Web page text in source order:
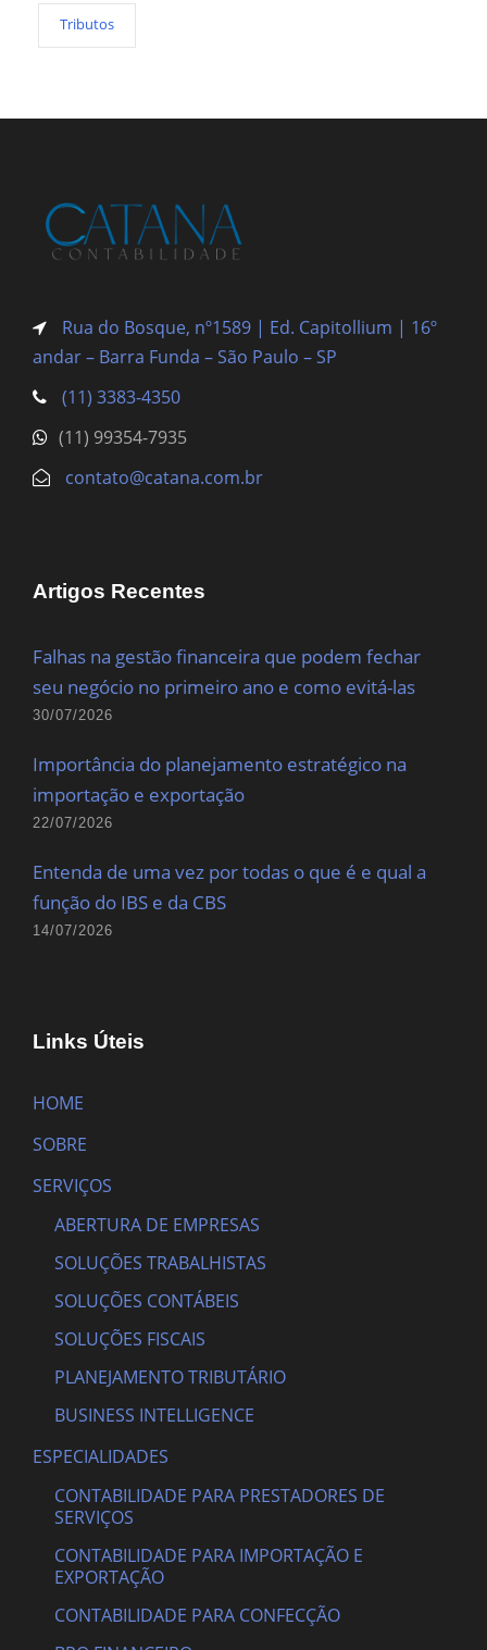
Tributos
Rua do Bosque, nº1589 | Ed. Capitollium | 16º
andar – Barra Funda – São Paulo – SP
(11) 3383-4350
(11) 99354-7935
contato@catana.com.br
Artigos Recentes
Falhas na gestão financeira que podem fechar
seu negócio no primeiro ano e como evitá-las
30/07/2026
Importância do planejamento estratégico na
importação e exportação
22/07/2026
Entenda de uma vez por todas o que é e qual a
função do IBS e da CBS
14/07/2026
Links Úteis
HOME
SOBRE
SERVIÇOS
ABERTURA DE EMPRESAS
SOLUÇÕES TRABALHISTAS
SOLUÇÕES CONTÁBEIS
SOLUÇÕES FISCAIS
PLANEJAMENTO TRIBUTÁRIO
BUSINESS INTELLIGENCE
ESPECIALIDADES
CONTABILIDADE PARA PRESTADORES DE
SERVIÇOS
CONTABILIDADE PARA IMPORTAÇÃO E
EXPORTAÇÃO
CONTABILIDADE PARA CONFECÇÃO